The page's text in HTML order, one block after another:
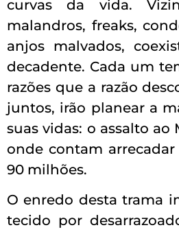
curvas da vida.
malandros, freaks,
anjos malvados,
decadente. Cada um
razões que a razão
juntos, irão planear a
suas vidas: o assalto ao
onde contam
90 milhões.
O enredo desta trama
tecido por